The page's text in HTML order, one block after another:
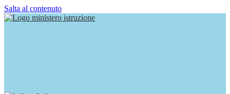
Salta al contenuto